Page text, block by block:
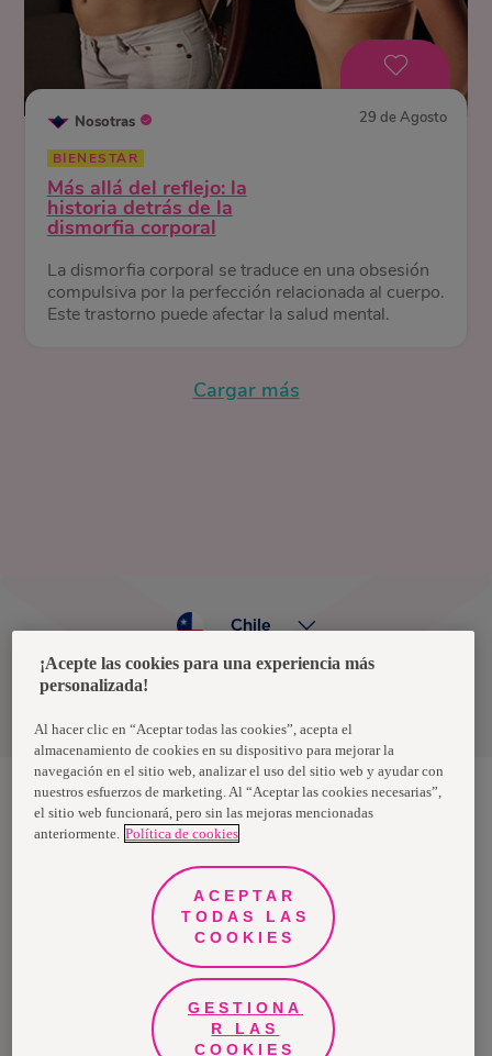
Nosotras 29 de Agosto
BIENESTAR
Más allá del reflejo: la
historia detrás de la
dismorfia corporal
La dismorfia corporal se traduce en una obsesión
compulsiva por la perfección relacionada al cuerpo.
Este trastorno puede afectar la salud mental.
Cargar más
Política de privacidad de datos
Chile
Nosotras, una marca de Essity - una compañía global líder en
higiene y salud. Cada día, mil millones de personas, en todo el
propósito es romper barreras por el bienestar en beneficio de
consumidores, pacientes, cuidadores, clientes y la sociedad en
general. Vendemos en aproximadamente 150 países bajo las
principales marcas globales TENA y Tork, así como otras marcas
como Actimove, Cutimed, JOBST, Knix, Leukoplast, Libero, Libresse,
Lotus, Modibodi, Nosotras, Saba, Tempo, TOM Organic y Zewa. En
2024, Essity tuvo ventas de aproximadamente 13 mil millones de
euros y empleó a 36,000 personas. La sede de la compañía está
ubicada en Estocolmo, Suecia, y Essity cotiza en Nasdaq Estocolmo.
Más información enwww.essity.com.
¡Acepte las cookies para una experiencia más
personalizada!
Al hacer clic en “Aceptar todas las cookies”, acepta el
almacenamiento de cookies en su dispositivo para mejorar la
navegación en el sitio web, analizar el uso del sitio web y ayudar con
nuestros esfuerzos de marketing. Al “Aceptar las cookies necesarias”,
el sitio web funcionará, pero sin las mejoras mencionadas
anteriormente. Política de cookies
ACEPTAR
TODAS LAS
COOKIES
GESTIONA
R LAS
COOKIES